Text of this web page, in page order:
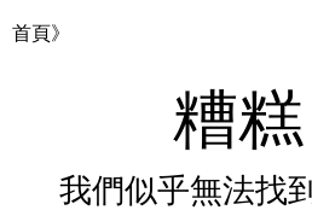
首頁》
糟糕
我們似乎無法找